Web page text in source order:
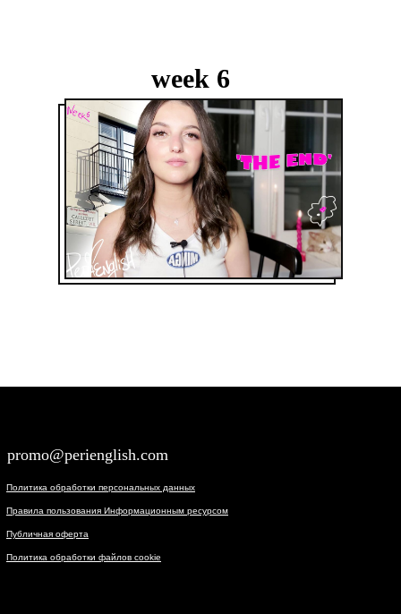
week 6
Политика обработки персональных данных
Правила пользования Информационным ресурсом
promo@perienglish.com
Публичная оферта
Политика обработки файлов cookie